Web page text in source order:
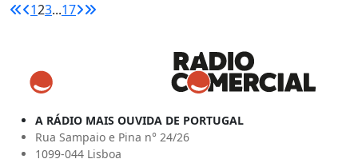
123...17
A RÁDIO MAIS OUVIDA DE PORTUGAL
Rua Sampaio e Pina n° 24/26
1099-044 Lisboa